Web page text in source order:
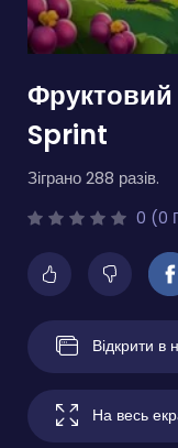
Sprint
Зіграно 288 разів.
0 (0
Відкрити в
На весь